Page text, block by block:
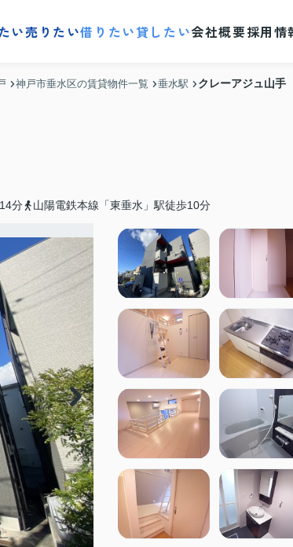
い売りたい借りたい貸したい会社概要採用情
神戸市垂水区の賃貸物件一覧 垂水駅 クレーアジュ山手
分 山陽電鉄本線「東垂水」駅徒歩10分